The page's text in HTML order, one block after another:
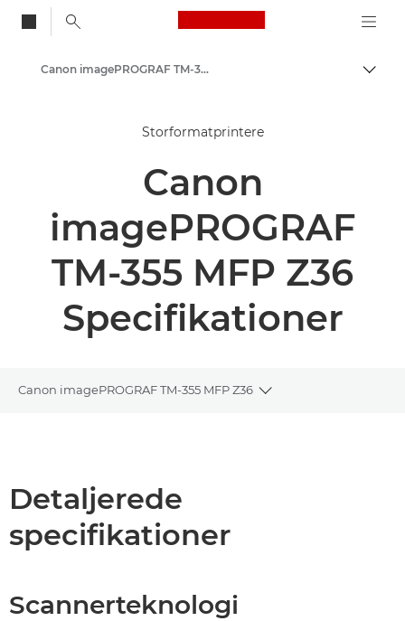
Canon Logo, back
Skift
Løsninger og services
Canon imagePROGRAF TM-350/355 MFP Z36 – Storformatprintere
Storformatprintere
Canon
imagePROGRAF
TM-355 MFP Z36
Specifikationer
Canon imagePROGRAF TM-355 MFP Z36
Toggle breadcrumbs
PDF-download
Detaljerede
specifikationer
Scannerteknologi